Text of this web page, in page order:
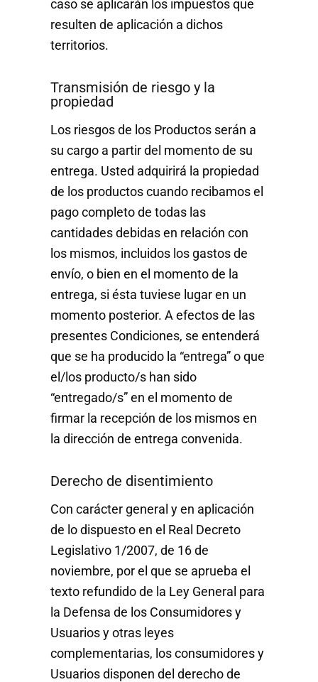
caso se aplicarán los impuestos que
resulten de aplicación a dichos
territorios.
Transmisión de riesgo y la
propiedad
Los riesgos de los Productos serán a
su cargo a partir del momento de su
entrega. Usted adquirirá la propiedad
de los productos cuando recibamos el
pago completo de todas las
cantidades debidas en relación con
los mismos, incluidos los gastos de
envío, o bien en el momento de la
entrega, si ésta tuviese lugar en un
momento posterior. A efectos de las
presentes Condiciones, se entenderá
que se ha producido la “entrega” o que
el/los producto/s han sido
“entregado/s” en el momento de
firmar la recepción de los mismos en
la dirección de entrega convenida.
Derecho de disentimiento
Con carácter general y en aplicación
de lo dispuesto en el Real Decreto
Legislativo 1/2007, de 16 de
noviembre, por el que se aprueba el
texto refundido de la Ley General para
la Defensa de los Consumidores y
Usuarios y otras leyes
complementarias, los consumidores y
Usuarios disponen del derecho de